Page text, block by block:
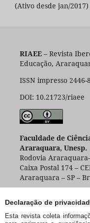
Declaração de
Esta revista coleta
(Ativo desde jan/2017)
RIAEE– Revista
Educação,
ISSN impresso
DOI: 10.21723/riaee
Faculdade de
Araraquara, Unesp.
Rodovia Araraquara-
Caixa Postal 174 –
Araraquara – SP –